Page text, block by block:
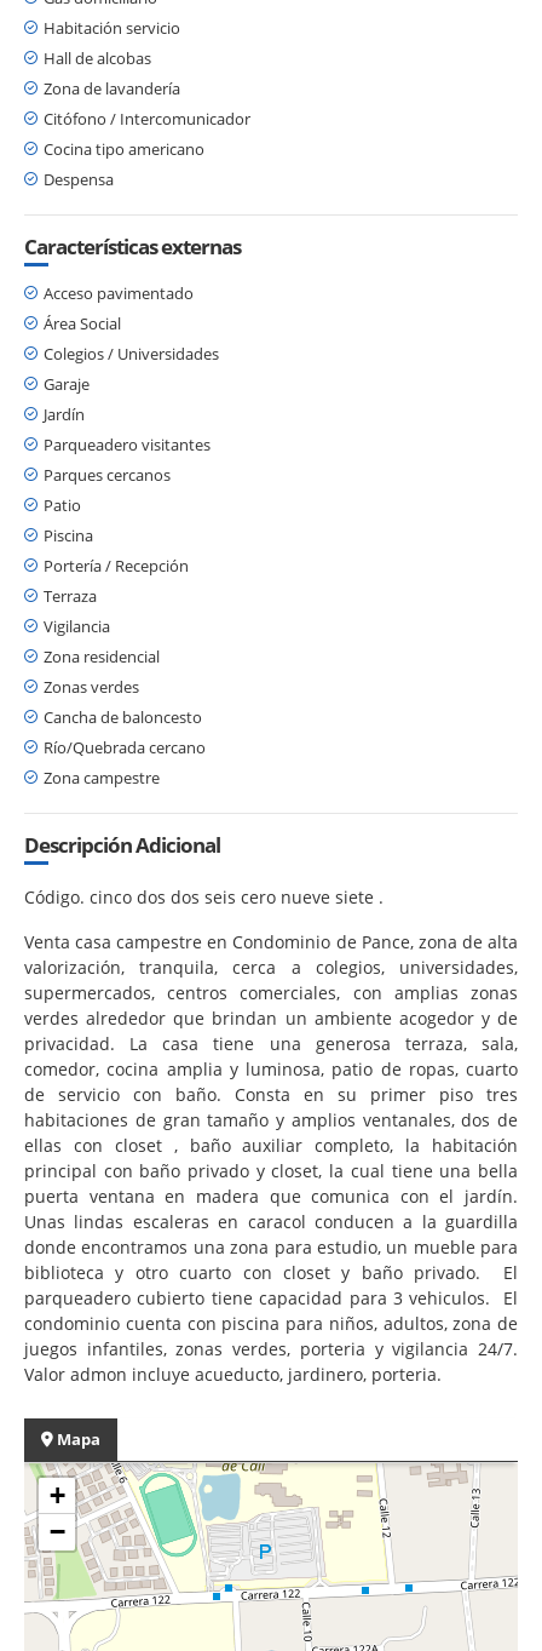
Habitación servicio
Hall de alcobas
Zona de lavandería
Citófono / Intercomunicador
Cocina tipo americano
Despensa
Características externas
Acceso pavimentado
Área Social
Colegios / Universidades
Garaje
Jardín
Parqueadero visitantes
Parques cercanos
Patio
Piscina
Portería / Recepción
Terraza
Vigilancia
Zona residencial
Zonas verdes
Cancha de baloncesto
Río/Quebrada cercano
Zona campestre
Descripción Adicional
Código. cinco dos dos seis cero nueve siete .
Venta casa campestre en Condominio de Pance, zona de alta
valorización, tranquila, cerca a colegios, universidades,
supermercados, centros comerciales, con amplias zonas
verdes alrededor que brindan un ambiente acogedor y de
privacidad. La casa tiene una generosa terraza, sala,
comedor, cocina amplia y luminosa, patio de ropas, cuarto
de servicio con baño. Consta en su primer piso tres
habitaciones de gran tamaño y amplios ventanales, dos de
ellas con closet , baño auxiliar completo, la habitación
principal con baño privado y closet, la cual tiene una bella
puerta ventana en madera que comunica con el jardín.
Unas lindas escaleras en caracol conducen a la guardilla
donde encontramos una zona para estudio, un mueble para
biblioteca y otro cuarto con closet y baño privado. El
parqueadero cubierto tiene capacidad para 3 vehiculos. El
condominio cuenta con piscina para niños, adultos, zona de
juegos infantiles, zonas verdes, porteria y vigilancia 24/7.
Valor admon incluye acueducto, jardinero, porteria.
Mapa
+
−